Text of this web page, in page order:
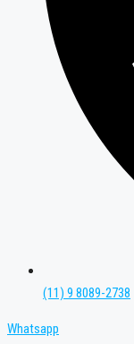
(11) 9 8089-2738
Whatsapp